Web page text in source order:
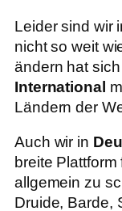
Leider sind wir
nicht so weit
ändern hat
International
Ländern der
Auch wir in
breite
allgemein zu
Druide, Barde,